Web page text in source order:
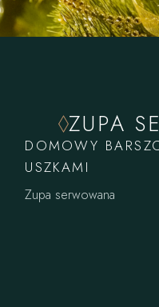
ZUPA
DOMOWY
USZKAMI
Zupa serwowana